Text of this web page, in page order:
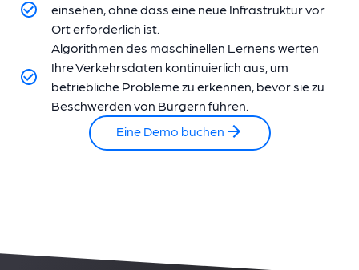
einsehen, ohne dass eine neue Infrastruktur vor
Ort erforderlich ist.
Algorithmen des maschinellen Lernens werten
Ihre Verkehrsdaten kontinuierlich aus, um
betriebliche Probleme zu erkennen, bevor sie zu
Beschwerden von Bürgern führen.
Eine Demo buchen